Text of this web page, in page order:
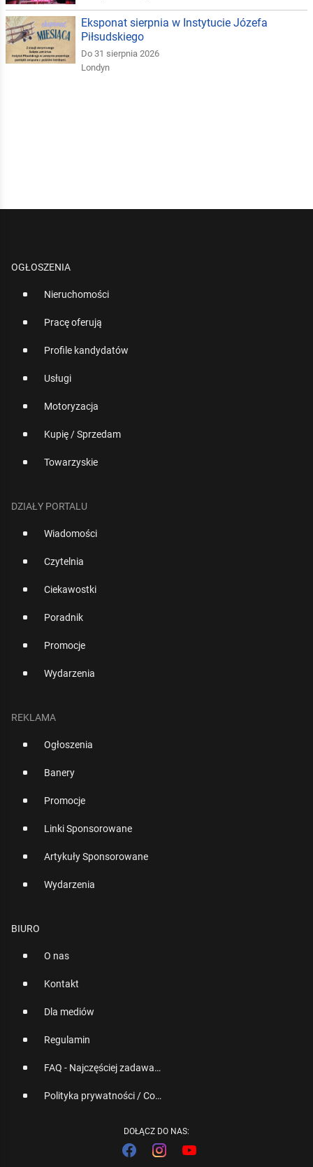
Eksponat sierpnia w Instytucie Józefa
Piłsudskiego
Do 31 sierpnia 2026
Londyn
OGŁOSZENIA
Nieruchomości
Pracę oferują
Profile kandydatów
Usługi
Motoryzacja
Kupię / Sprzedam
Towarzyskie
DZIAŁY PORTALU
Wiadomości
Czytelnia
Ciekawostki
Poradnik
Promocje
Wydarzenia
REKLAMA
Ogłoszenia
Banery
Promocje
Linki Sponsorowane
Artykuły Sponsorowane
Wydarzenia
BIURO
O nas
Kontakt
Dla mediów
Regulamin
FAQ - Najczęściej zadawane pytania
Polityka prywatności / Cookies
DOŁĄCZ DO NAS: